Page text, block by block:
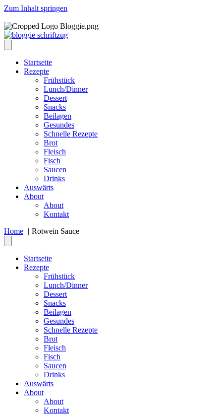
Zum Inhalt springen
Startseite
Rezepte
Frühstück
Lunch/Dinner
Dessert
Snacks
Beilagen
Gesundes
Schnelle Rezepte
Brot
Fleisch
Fisch
Saucen
Drinks
Auswärts
About
About
Kontakt
Home
Rotwein Sauce
Startseite
Rezepte
Frühstück
Lunch/Dinner
Dessert
Snacks
Beilagen
Gesundes
Schnelle Rezepte
Brot
Fleisch
Fisch
Saucen
Drinks
Auswärts
About
About
Kontakt